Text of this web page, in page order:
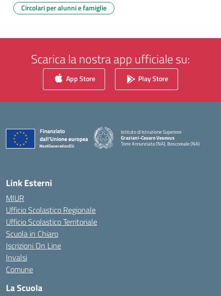
Circolari per alunni e famiglie
Scarica la nostra app ufficiale su:
App Store Play Store
Istituto di Istruzione Superiore
Graziani-Cesaro Vesevus
Torre Annunziata (NA), Boscoreale (NA)
Link Esterni
MIUR
Ufficio Scolastico Regionale
Ufficio Scolastico Territoriale
Scuola in Chiaro
Iscrizioni On Line
Invalsi
Comune
La Scuola